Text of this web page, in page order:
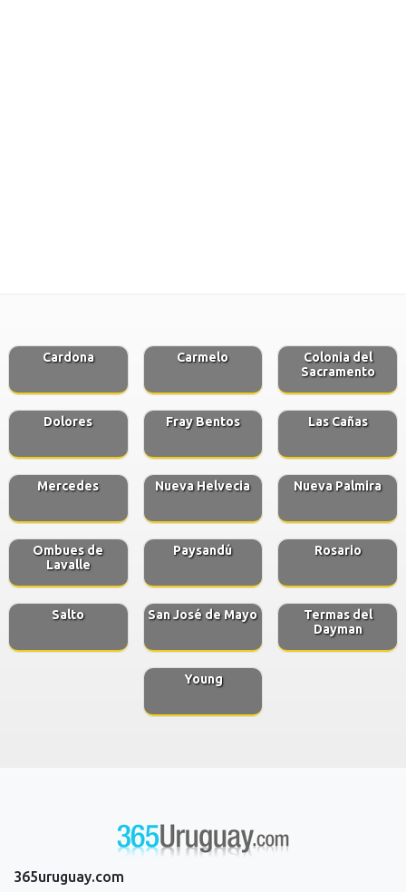
Cardona Carmelo
Colonia del
Sacramento
Dolores Fray Bentos Las Cañas
Mercedes Nueva Helvecia Nueva Palmira
Ombues de
Lavalle
Paysandú Rosario
Salto San José de Mayo
Termas del
Dayman
Young
365uruguay.com